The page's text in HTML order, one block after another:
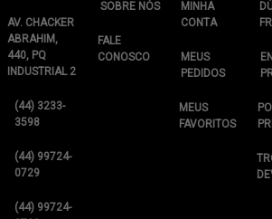
AV. CHACKER
ABRAHIM,
440, PQ
INDUSTRIAL 2
(44) 3233-
3598
(44) 99724-
0729
(44) 99724-
SOBRE NÓS
FALE
CONOSCO
MINHA
CONTA
MEUS
PEDIDOS
MEUS
FAVORITOS